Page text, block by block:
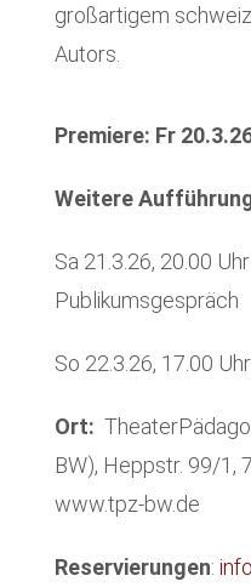
großartigem
Autors.
Premiere: Fr
Weitere
Sa 21.3.26, 20.00
Publikumsgespräch
So 22.3.26, 17.00 Uhr
Ort:
BW), Heppstr. 99/1,
www.tpz-bw.de
Reservierungen: